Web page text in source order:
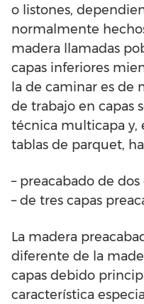
o listones,
normalmente
madera llamadas
capas inferiores
la de caminar es de
de trabajo en capas
técnica multicapa y,
tablas de parquet,
– preacabado de dos
– de tres capas
La madera
diferente de la
capas debido
característica